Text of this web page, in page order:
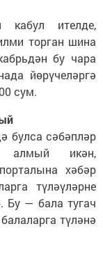
кабул ителде,
торган шина
бу чара
йөрүчеләргә
сум.
булса сәбәпләр
алмый икән,
хәбәр
түләүләрне
Бу — бала тугач
түләнә